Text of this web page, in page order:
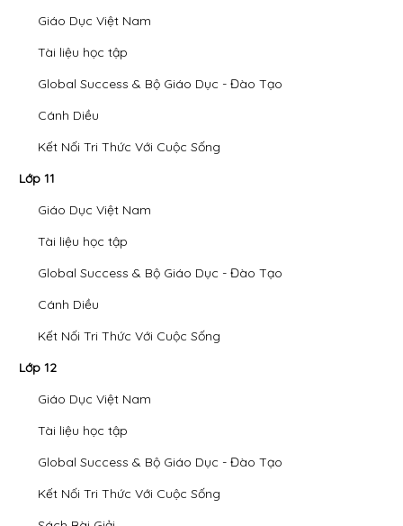
Giáo Dục Việt Nam
Tài liệu học tập
Global Success & Bộ Giáo Dục - Đào Tạo
Cánh Diều
Kết Nối Tri Thức Với Cuộc Sống
Lớp 11
Giáo Dục Việt Nam
Tài liệu học tập
Global Success & Bộ Giáo Dục - Đào Tạo
Cánh Diều
Kết Nối Tri Thức Với Cuộc Sống
Lớp 12
Giáo Dục Việt Nam
Tài liệu học tập
Global Success & Bộ Giáo Dục - Đào Tạo
Kết Nối Tri Thức Với Cuộc Sống